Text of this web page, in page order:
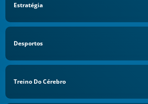
Estratégia
Desportos
Treino Do Cérebro